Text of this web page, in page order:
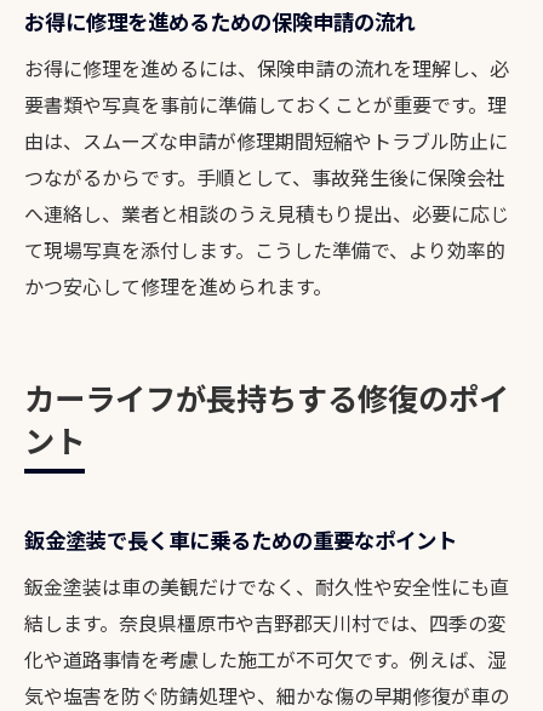
お得に修理を進めるための保険申請の流れ
お得に修理を進めるには、保険申請の流れを理解し、必
要書類や写真を事前に準備しておくことが重要です。理
由は、スムーズな申請が修理期間短縮やトラブル防止に
つながるからです。手順として、事故発生後に保険会社
へ連絡し、業者と相談のうえ見積もり提出、必要に応じ
て現場写真を添付します。こうした準備で、より効率的
かつ安心して修理を進められます。
カーライフが長持ちする修復のポイ
ント
鈑金塗装で長く車に乗るための重要なポイント
鈑金塗装は車の美観だけでなく、耐久性や安全性にも直
結します。奈良県橿原市や吉野郡天川村では、四季の変
化や道路事情を考慮した施工が不可欠です。例えば、湿
気や塩害を防ぐ防錆処理や、細かな傷の早期修復が車の